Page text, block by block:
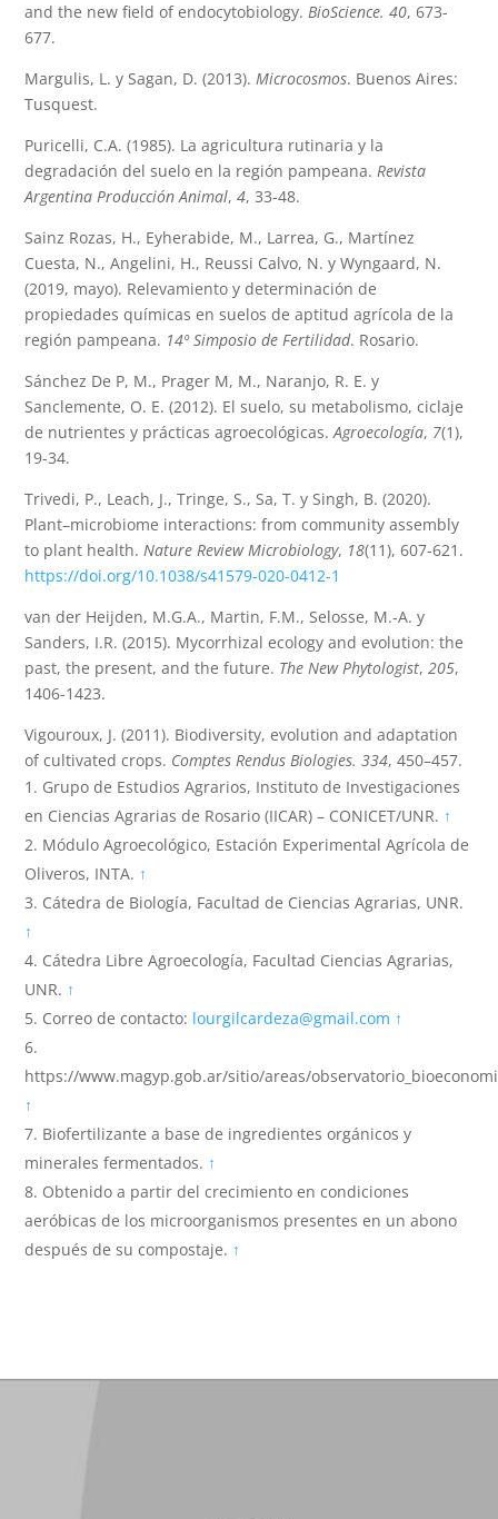
and the new field of endocytobiology.BioScience. 40, 673-
677.
Margulis, L. y Sagan, D. (2013).Microcosmos. Buenos Aires:
Tusquest.
Puricelli, C.A. (1985). La agricultura rutinaria y la
degradación del suelo en la región pampeana.Revista
Argentina Producción Animal,4, 33-48.
Sainz Rozas, H., Eyherabide, M., Larrea, G., Martínez
Cuesta, N., Angelini, H., Reussi Calvo, N. y Wyngaard, N.
(2019, mayo). Relevamiento y determinación de
propiedades químicas en suelos de aptitud agrícola de la
región pampeana. 14º Simposio de Fertilidad. Rosario.
Sánchez De P, M., Prager M, M., Naranjo, R. E. y
Sanclemente, O. E. (2012). El suelo, su metabolismo, ciclaje
de nutrientes y prácticas agroecológicas.Agroecología, 7(1),
19-34.
Trivedi, P., Leach, J., Tringe, S., Sa, T. y Singh, B. (2020).
Plant–microbiome interactions: from community assembly
to plant health.Nature Review Microbiology, 18(11), 607-621.
https://doi.org/10.1038/s41579-020-0412-1
van der Heijden, M.G.A., Martin, F.M., Selosse, M.‐A. y
Sanders, I.R. (2015). Mycorrhizal ecology and evolution: the
past, the present, and the future. The New Phytologist,205,
1406-1423.
Vigouroux, J. (2011). Biodiversity, evolution and adaptation
of cultivated crops. Comptes Rendus Biologies. 334, 450–457.
Grupo de Estudios Agrarios, Instituto de Investigaciones
en Ciencias Agrarias de Rosario (IICAR) – CONICET/UNR. ↑
Módulo Agroecológico, Estación Experimental Agrícola de
Oliveros, INTA. ↑
Cátedra de Biología, Facultad de Ciencias Agrarias, UNR.
↑
Cátedra Libre Agroecología, Facultad Ciencias Agrarias,
UNR. ↑
Correo de contacto: lourgilcardeza@gmail.com ↑
https://www.magyp.gob.ar/sitio/areas/
↑
Biofertilizante a base de ingredientes orgánicos y
minerales fermentados. ↑
Obtenido a partir del crecimiento en condiciones
aeróbicas de los microorganismos presentes en un abono
después de su compostaje. ↑